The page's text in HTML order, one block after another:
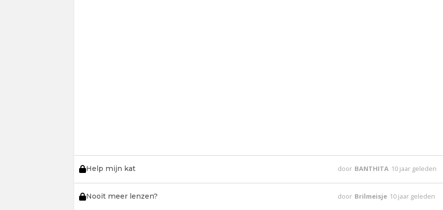
Help mijn kat door BANTHITA 10 jaar geleden
Nooit meer lenzen? door Brilmeisje 10 jaar geleden